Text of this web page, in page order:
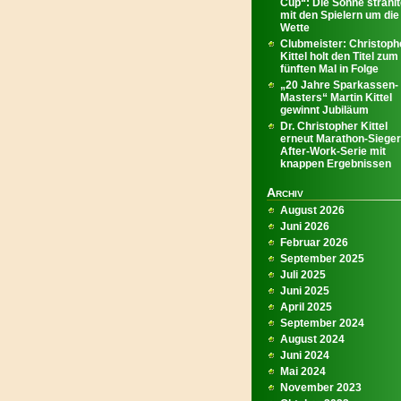
Cup“: Die Sonne
mit den Spielern um die
Wette
Clubmeister:
Kittel holt den Titel zum
fünften Mal in Folge
„20 Jahre Sparkassen-
Masters“ Martin Kittel
gewinnt Jubiläum
Dr. Christopher Kittel
erneut Marathon-Sieger
After-Work-Serie mit
knappen Ergebnissen
Archiv
August 2026
Juni 2026
Februar 2026
September 2025
Juli 2025
Juni 2025
April 2025
September 2024
August 2024
Juni 2024
Mai 2024
November 2023